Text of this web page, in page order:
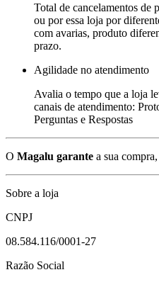
Total de cancelamentos de
ou por essa loja por
com avarias, produto
prazo.
Agilidade no atendimento
Avalia o tempo que a loja
canais de atendimento:
Perguntas e Respostas
O Magalu garante a sua
Sobre a loja
CNPJ
08.584.116/0001-27
Razão Social